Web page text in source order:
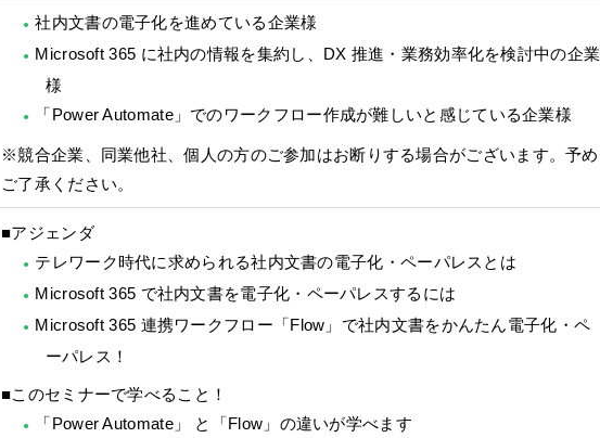
社内文書の電子化を進めている企業様
Microsoft 365 に社内の情報を集約し、DX 推進・業務効率化を検討中の企業
様
「Power Automate」でのワークフロー作成が難しいと感じている企業様
※競合企業、同業他社、個人の方のご参加はお断りする場合がございます。予め
ご了承ください。
■アジェンダ
テレワーク時代に求められる社内文書の電子化・ペーパレスとは
Microsoft 365 で社内文書を電子化・ペーパレスするには
Microsoft 365 連携ワークフロー「Flow」で社内文書をかんたん電子化・ペ
ーパレス！
■このセミナーで学べること！
「Power Automate」 と「Flow」の違いが学べます